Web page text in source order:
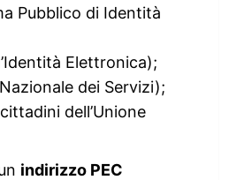
Pubblico di Identità
Elettronica);
dei Servizi);
dell’Unione
indirizzo PEC